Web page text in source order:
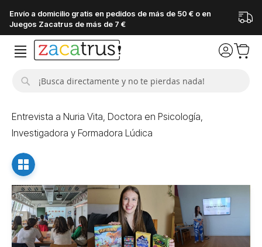
Envío a domicilio gratis en pedidos de más de 50 € o en
Juegos Zacatrus de más de 7 €
Entrevista a Nuria Vita, Doctora en Psicología,
Investigadora y Formadora Lúdica